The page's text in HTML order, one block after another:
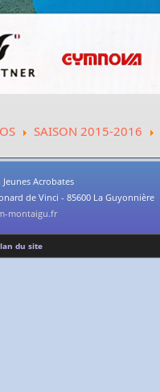
SAISON 2015-2016
Acrobates
de Vinci - 85600 La Guyonnière
montaigu.fr
du site